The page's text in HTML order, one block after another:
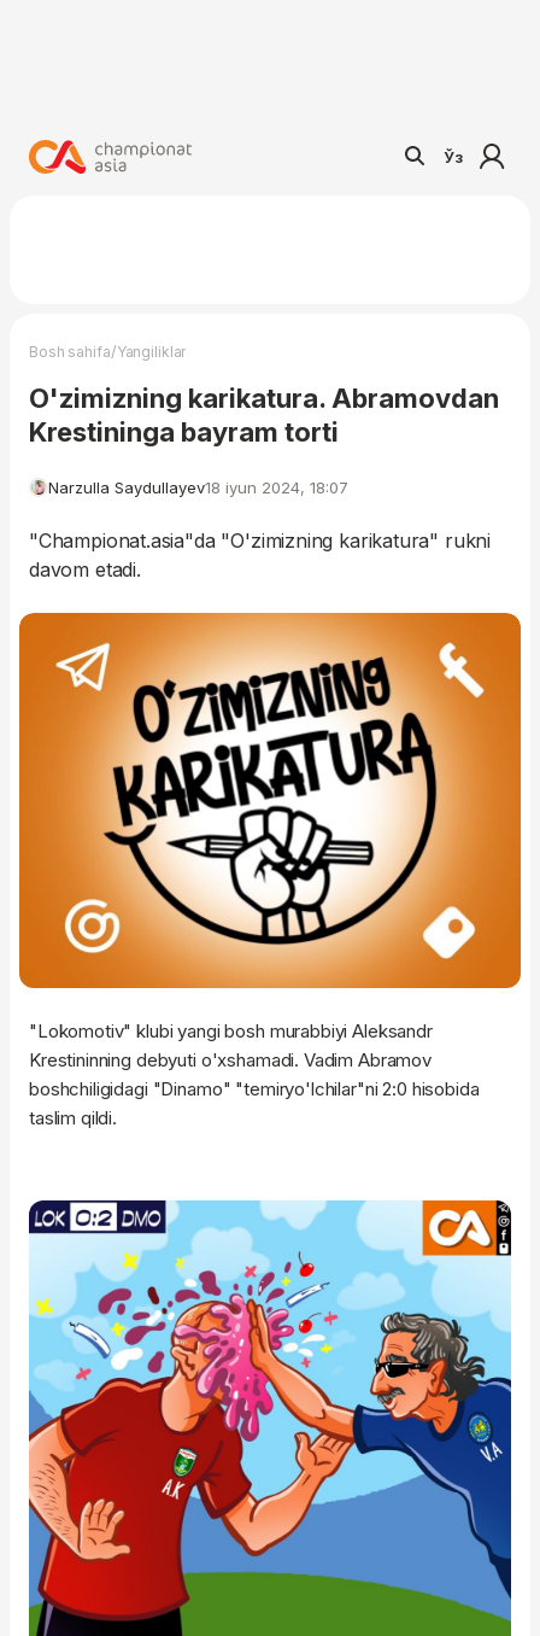
Ўз
Bosh sahifa/Yangiliklar
O'zimizning karikatura. Abramovdan
Krestininga bayram torti
Narzulla Saydullayev18 iyun 2024, 18:07
"Championat.asia"da "O'zimizning karikatura" rukni
davom etadi.
"Lokomotiv" klubi yangi bosh murabbiyi Aleksandr
Krestininning debyuti o'xshamadi. Vadim Abramov
boshchiligidagi "Dinamo" "temiryo'lchilar"ni 2:0 hisobida
taslim qildi.